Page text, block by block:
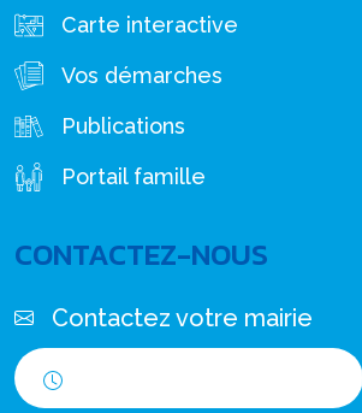
Carte interactive
Vos démarches
Publications
Portail famille
CONTACTEZ-NOUS
Contactez votre mairie